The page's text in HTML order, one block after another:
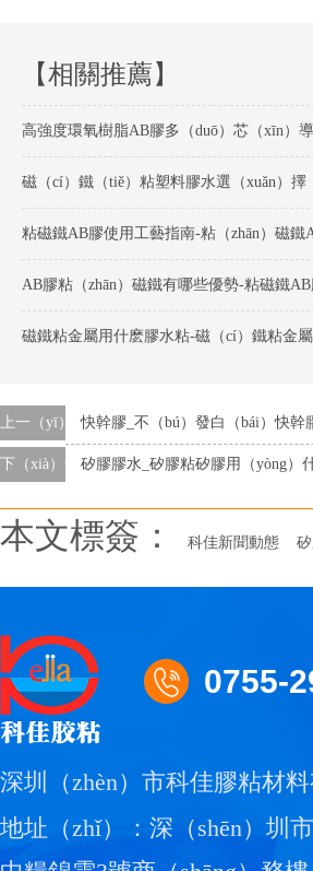
【相關推薦】
高強度環氧樹脂AB膠多（duō）芯（xīn）
粘磁鐵AB膠使用工藝指南-粘（zhān）磁鐵
AB膠粘（zhān）磁鐵有哪些優勢-粘磁鐵AB
磁鐵粘金屬用什麽膠水粘-磁（cí）鐵粘金
上一（yī）條快幹膠_不（bú）發白（bái）快幹
下（xià）一條矽膠膠水_矽膠粘矽膠用（yòng）
本文標簽： 科佳新聞動態
0755-
深圳（zhèn）市科佳膠粘材
地址（zhǐ）：深（shēn）圳